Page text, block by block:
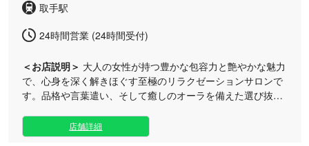
日常の喧騒から離れ、心身ともにリラックスできる上質な空
間をご用意してお待ちしております。ぜひ一度、当店の極上
のおもてなしをご体感ください。
取手駅
24時間営業 (24時間受付)
＜お店説明＞ 大人の女性が持つ豊かな包容力と艶やかな魅力
で、心身を深く解きほぐす至極のリラクゼーションサロンで
す。品格や言葉遣い、そして癒しのオーラを備えた選び抜か
は、決してマニュアル通りの業務的な施術ではなく、お客様
の心に寄り添う温かなおもてなしを何よりも大切にしており
店舗詳細